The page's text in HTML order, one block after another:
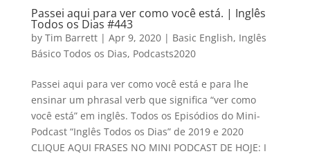
Passei aqui para ver como você está. | Inglês
Todos os Dias #443
by Tim Barrett| Apr 9, 2020| Basic English, Inglês
Básico Todos os Dias, Podcasts2020
Passei aqui para ver como você está e para lhe
ensinar um phrasal verb que significa “ver como
você está” em inglês. Todos os Episódios do Mini-
Podcast “Inglês Todos os Dias” de 2019 e 2020
CLIQUE AQUI FRASES NO MINI PODCAST DE HOJE: I